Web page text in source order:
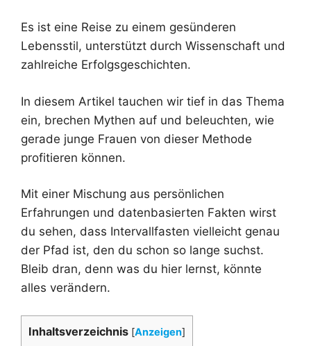
Es ist eine Reise zu einem gesünderen
Lebensstil, unterstützt durch Wissenschaft und
zahlreiche Erfolgsgeschichten.
In diesem Artikel tauchen wir tief in das Thema
ein, brechen Mythen auf und beleuchten, wie
gerade junge Frauen von dieser Methode
profitieren können.
Mit einer Mischung aus persönlichen
Erfahrungen und datenbasierten Fakten wirst
du sehen, dass Intervallfasten vielleicht genau
der Pfad ist, den du schon so lange suchst.
Bleib dran, denn was du hier lernst, könnte
alles verändern.
Inhaltsverzeichnis [Anzeigen]